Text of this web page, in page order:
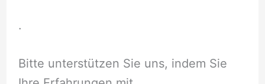
.
Bitte unterstützen Sie uns, indem Sie